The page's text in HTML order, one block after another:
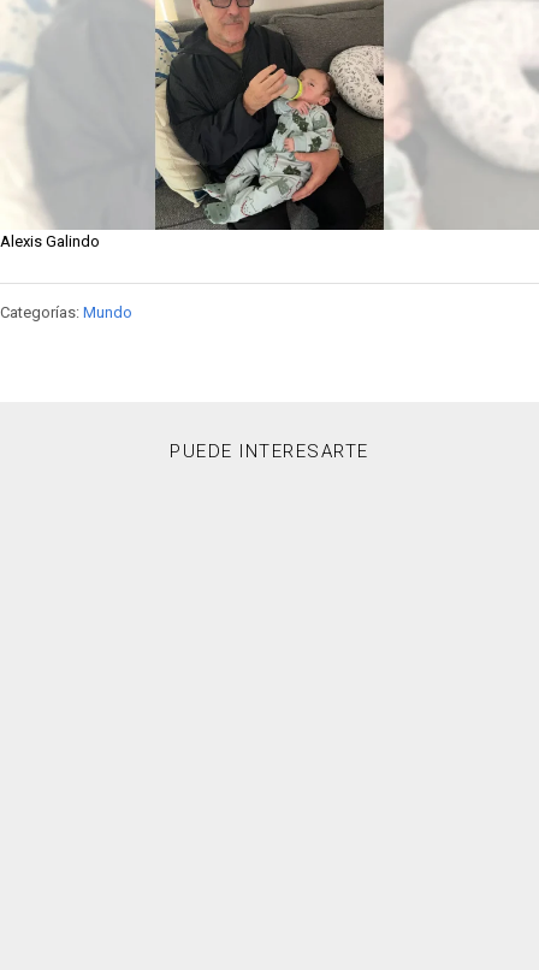
Alexis Galindo
Categorías: Mundo
PUEDE INTERESARTE